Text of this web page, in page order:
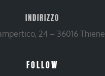
INDIRIZZO
24 – 36016 Thiene
FOLLOW